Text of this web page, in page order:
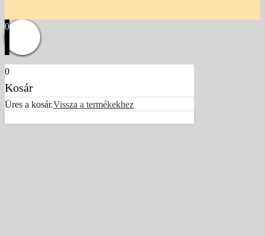
0
0
Kosár
Üres a kosár.Vissza a termékekhez